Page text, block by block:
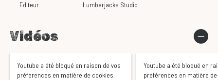
Editeur Lumberjacks Studio
Vidéos
Youtube a été bloqué en raison de vos
préférences en matière de cookies.
Youtube a été bloqué en
préférences en matière